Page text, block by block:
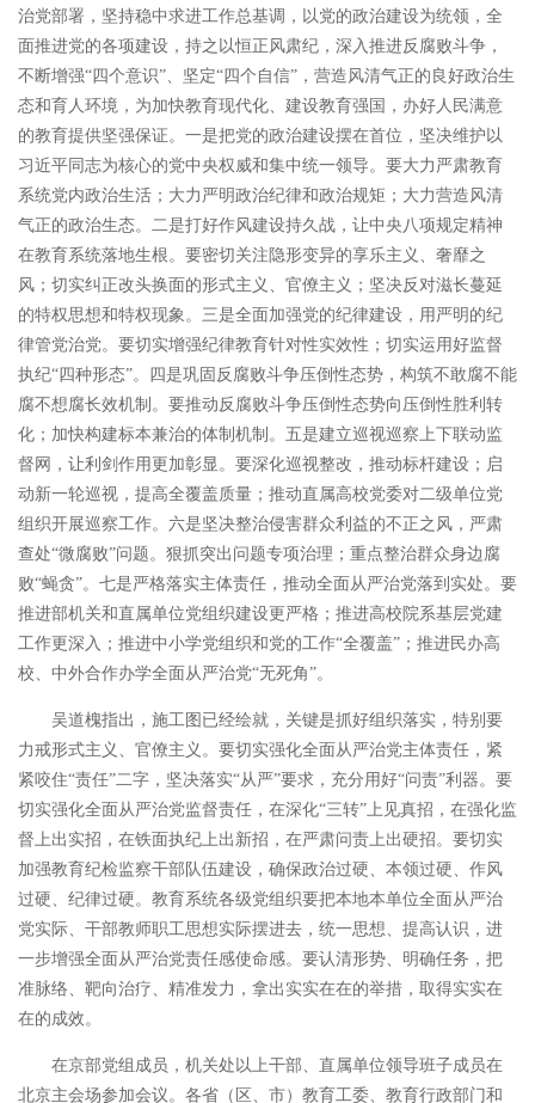
治党部署，坚持稳中求进工作总基调，以党的政治建设为统领，全
面推进党的各项建设，持之以恒正风肃纪，深入推进反腐败斗争，
不断增强“四个意识”、坚定“四个自信”，营造风清气正的良好政治生
态和育人环境，为加快教育现代化、建设教育强国，办好人民满意
的教育提供坚强保证。一是把党的政治建设摆在首位，坚决维护以
习近平同志为核心的党中央权威和集中统一领导。要大力严肃教育
系统党内政治生活；大力严明政治纪律和政治规矩；大力营造风清
气正的政治生态。二是打好作风建设持久战，让中央八项规定精神
在教育系统落地生根。要密切关注隐形变异的享乐主义、奢靡之
风；切实纠正改头换面的形式主义、官僚主义；坚决反对滋长蔓延
的特权思想和特权现象。三是全面加强党的纪律建设，用严明的纪
律管党治党。要切实增强纪律教育针对性实效性；切实运用好监督
执纪“四种形态”。四是巩固反腐败斗争压倒性态势，构筑不敢腐不能
腐不想腐长效机制。要推动反腐败斗争压倒性态势向压倒性胜利转
化；加快构建标本兼治的体制机制。五是建立巡视巡察上下联动监
督网，让利剑作用更加彰显。要深化巡视整改，推动标杆建设；启
动新一轮巡视，提高全覆盖质量；推动直属高校党委对二级单位党
组织开展巡察工作。六是坚决整治侵害群众利益的不正之风，严肃
查处“微腐败”问题。狠抓突出问题专项治理；重点整治群众身边腐
败“蝇贪”。七是严格落实主体责任，推动全面从严治党落到实处。要
推进部机关和直属单位党组织建设更严格；推进高校院系基层党建
工作更深入；推进中小学党组织和党的工作“全覆盖”；推进民办高
校、中外合作办学全面从严治党“无死角”。
吴道槐指出，施工图已经绘就，关键是抓好组织落实，特别要
力戒形式主义、官僚主义。要切实强化全面从严治党主体责任，紧
紧咬住“责任”二字，坚决落实“从严”要求，充分用好“问责”利器。要
切实强化全面从严治党监督责任，在深化“三转”上见真招，在强化监
督上出实招，在铁面执纪上出新招，在严肃问责上出硬招。要切实
加强教育纪检监察干部队伍建设，确保政治过硬、本领过硬、作风
过硬、纪律过硬。教育系统各级党组织要把本地本单位全面从严治
党实际、干部教师职工思想实际摆进去，统一思想、提高认识，进
一步增强全面从严治党责任感使命感。要认清形势、明确任务，把
准脉络、靶向治疗、精准发力，拿出实实在在的举措，取得实实在
在的成效。
在京部党组成员，机关处以上干部、直属单位领导班子成员在
北京主会场参加会议。各省（区、市）教育工委、教育行政部门和